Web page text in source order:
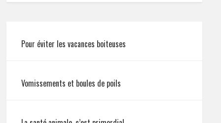
Pour éviter les vacances boiteuses
Vomissements et boules de poils